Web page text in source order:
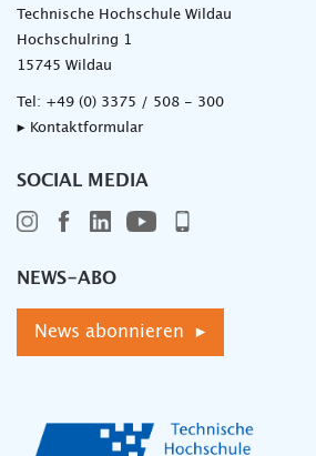
Technische Hochschule Wildau
Hochschulring 1
15745 Wildau
Tel: +49 (0) 3375 / 508 - 300
▸ Kontaktformular
SOCIAL MEDIA
NEWS-ABO
News abonnieren ▸